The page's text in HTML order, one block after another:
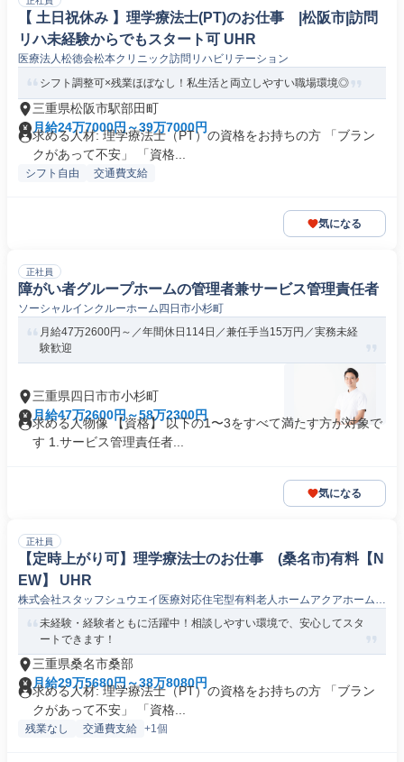
【 土日祝休み 】理学療法士(PT)のお仕事 |松阪市|訪問
リハ未経験からでもスタート可 UHR
医療法人松徳会松本クリニック訪問リハビリテーション
シフト調整可×残業ほぼなし！私生活と両立しやすい職場環境◎
三重県松阪市駅部田町
月給24万7000円～39万7000円
求める人材: 理学療法士（PT）の資格をお持ちの方 「ブラン
クがあって不安」 「資格...
シフト自由 交通費支給
気になる
正社員
障がい者グループホームの管理者兼サービス管理責任者
ソーシャルインクルーホーム四日市小杉町
月給47万2600円～／年間休日114日／兼任手当15万円／実務未経
験歓迎
三重県四日市市小杉町
月給47万2600円～58万2300円
求める人物像 【資格】 以下の1〜3をすべて満たす方が対象で
す 1.サービス管理責任者...
気になる
正社員
【定時上がり可】理学療法士のお仕事 (桑名市)有料【N
EW】 UHR
株式会社スタッフシュウエイ医療対応住宅型有料老人ホームアクアホームみ
え桑名
未経験・経験者ともに活躍中！相談しやすい環境で、安心してスタ
ートできます！
三重県桑名市桑部
月給29万5680円～38万8080円
求める人材: 理学療法士（PT）の資格をお持ちの方 「ブラン
クがあって不安」 「資格...
残業なし 交通費支給 +1個